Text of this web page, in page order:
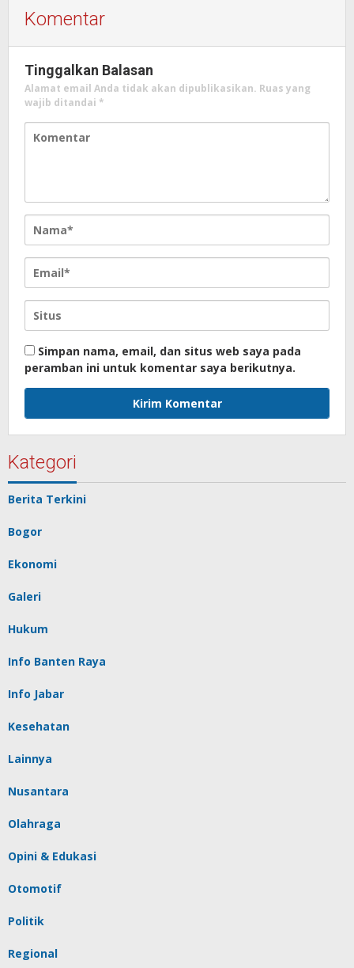
Komentar
Tinggalkan Balasan
Alamat email Anda tidak akan dipublikasikan. Ruas yang
wajib ditandai *
Simpan nama, email, dan situs web saya pada
peramban ini untuk komentar saya berikutnya.
Kategori
Berita Terkini
Bogor
Ekonomi
Galeri
Hukum
Info Banten Raya
Info Jabar
Kesehatan
Lainnya
Nusantara
Olahraga
Opini & Edukasi
Otomotif
Politik
Regional